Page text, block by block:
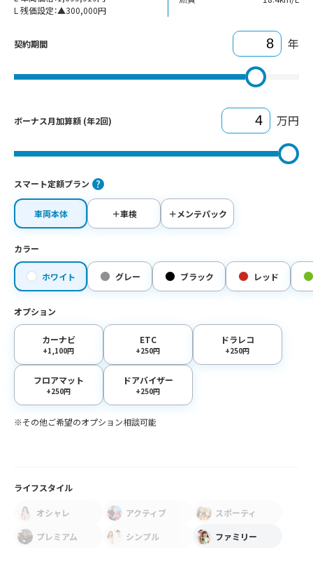
L 残価設定：▲300,000円
契約期間 年
ボーナス月加算額 (年2回) 万円
スマート定額プラン
車両本体 ＋車検 ＋メンテパック
カラー
ホワイト グレー ブラック レッド
オプション
カーナビ
+1,100円
ETC
+250円
ドラレコ
+250円
フロアマット
+250円
ドアバイザー
+250円
※その他ご希望のオプション相談可能
ライフスタイル
オシャレ アクティブ
スポーティ
プレミアム
シンプル ファミリー